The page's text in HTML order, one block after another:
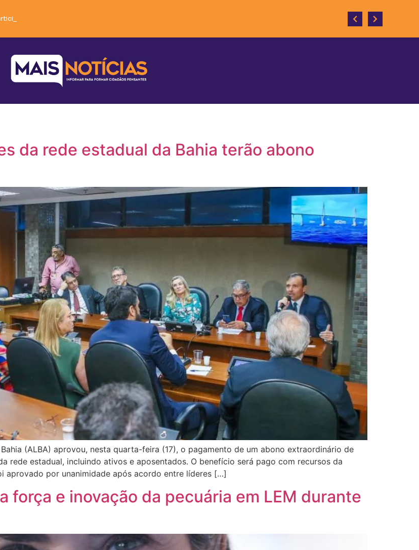
de reunião em Brumado e soma forças em defesa do desenvolvime
da rede estadual da Bahia terão abono
(ALBA) aprovou, nesta quarta-feira (17), o pagamento de um abono extraordinário de
rede estadual, incluindo ativos e aposentados. O benefício será pago com recursos da
por unanimidade após acordo entre líderes […]
força e inovação da pecuária em LEM durante